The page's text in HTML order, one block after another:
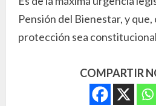
Pensión del Bienestar, y
protección sea
COMPARTIR